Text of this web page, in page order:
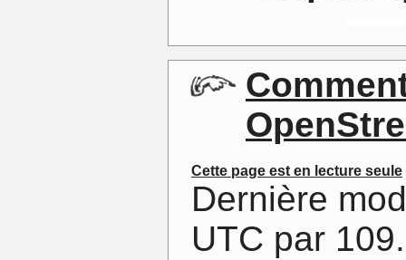
Cette page est en lecture seule
Dernière
UTC par